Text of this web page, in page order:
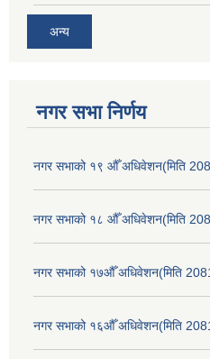
अन्य
नगर सभा निर्णय
नगर सभाको १९ औँ अधिवेशन(मिति
नगर सभाको १८ औँ अधिवेशन(मिति
नगर सभाको १७औँ अधिवेशन(मिति
नगर सभाको १६औँ अधिवेशन(मिति